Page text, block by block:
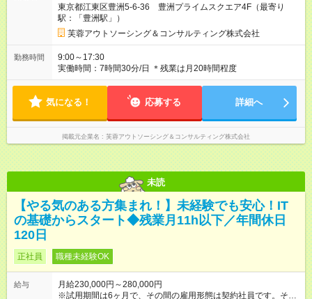
東京都江東区豊洲5-6-36 豊洲プライムスクエア4F（最寄り
駅：「豊洲駅」）
芙蓉アウトソーシング＆コンサルティング株式会社
勤務時間
9:00～17:30
実働時間：7時間30分/日 ＊残業は月20時間程度
気になる！ 応募する 詳細へ
掲載元企業名 芙蓉アウトソーシング＆コンサルティング株式会社
未読
【やる気のある方集まれ！】未経験でも安心！IT
の基礎からスタート◆残業月11h以下／年間休日
120日
正社員 職種未経験OK
給与
月給230,000円～280,000円
※試用期間は6ヶ月で、その間の雇用形態は契約社員です。その